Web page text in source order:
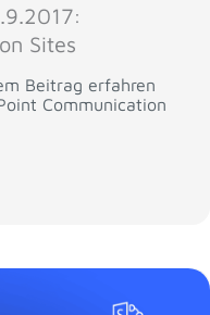
Sites
Beitrag erfahren
Communication